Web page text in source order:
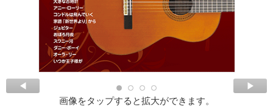
画像をタップすると拡大ができます。